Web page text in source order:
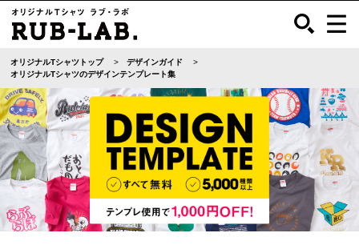
オリジナルTシャツトップ
デザインガイド
オリジナルTシャツのデザインテンプレート集